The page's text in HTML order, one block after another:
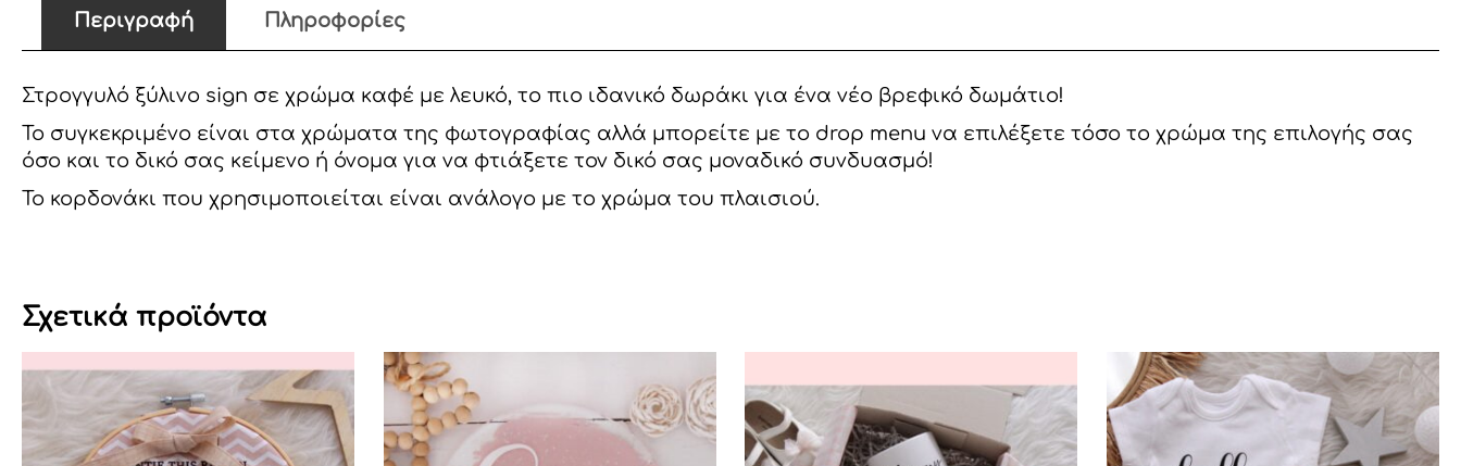
Περιγραφή Πληροφορίες
Στρογγυλό ξύλινο sign σε χρώμα καφέ με λευκό, το πιο ιδανικό δωράκι για ένα νέο βρεφικό δωμάτιο!
Το συγκεκριμένο είναι στα χρώματα της φωτογραφίας αλλά μπορείτε με το drop menu να επιλέξετε τόσο το χρώμα της επιλογής σας
όσο και το δικό σας κείμενο ή όνομα για να φτιάξετε τον δικό σας μοναδικό συνδυασμό!
Το κορδονάκι που χρησιμοποιείται είναι ανάλογο με το χρώμα του πλαισιού.
Σχετικά προϊόντα